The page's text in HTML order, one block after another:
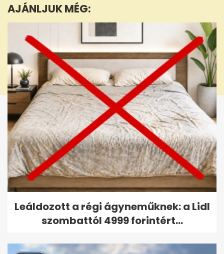
0
AJÁNLJUK MÉG:
Leáldozott a régi ágyneműknek: a Lidl
szombattól 4999 forintért...